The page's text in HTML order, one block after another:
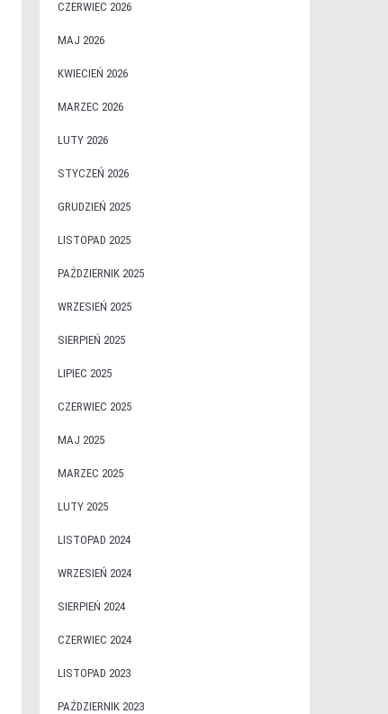
CZERWIEC 2026
MAJ 2026
KWIECIEŃ 2026
MARZEC 2026
LUTY 2026
STYCZEŃ 2026
GRUDZIEŃ 2025
LISTOPAD 2025
PAŹDZIERNIK 2025
WRZESIEŃ 2025
SIERPIEŃ 2025
LIPIEC 2025
CZERWIEC 2025
MAJ 2025
MARZEC 2025
LUTY 2025
LISTOPAD 2024
WRZESIEŃ 2024
SIERPIEŃ 2024
CZERWIEC 2024
LISTOPAD 2023
PAŹDZIERNIK 2023